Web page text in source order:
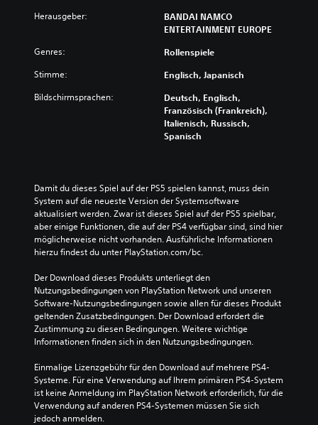
Herausgeber:
BANDAI NAMCO
ENTERTAINMENT EUROPE
Genres: Rollenspiele
Stimme: Englisch, Japanisch
Bildschirmsprachen:
Deutsch, Englisch,
Französisch (Frankreich),
Italienisch, Russisch,
Spanisch
Damit du dieses Spiel auf der PS5 spielen kannst, muss dein
System auf die neueste Version der Systemsoftware
aktualisiert werden. Zwar ist dieses Spiel auf der PS5 spielbar,
aber einige Funktionen, die auf der PS4 verfügbar sind, sind hier
möglicherweise nicht vorhanden. Ausführliche Informationen
hierzu findest du unter PlayStation.com/bc.
Der Download dieses Produkts unterliegt den
Nutzungsbedingungen von PlayStation Network und unseren
Software-Nutzungsbedingungen sowie allen für dieses Produkt
geltenden Zusatzbedingungen. Der Download erfordert die
Zustimmung zu diesen Bedingungen. Weitere wichtige
Informationen finden sich in den Nutzungsbedingungen.
Einmalige Lizenzgebühr für den Download auf mehrere PS4-
Systeme. Für eine Verwendung auf Ihrem primären PS4-System
ist keine Anmeldung im PlayStation Network erforderlich, für die
Verwendung auf anderen PS4-Systemen müssen Sie sich
jedoch anmelden.